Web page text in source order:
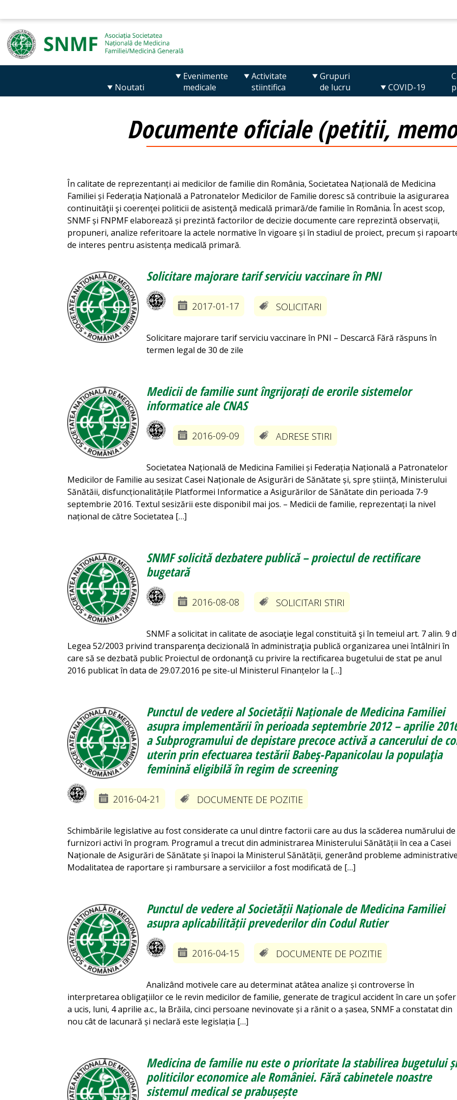
Noutati
Evenimente
medicale
Activitate
stiintifica
Grupuri
de lucru
COVID-19
Documente oficiale (petitii,
În calitate de reprezentanți ai medicilor de familie din România, Societatea Națională de Medicina
Familiei și Federația Națională a Patronatelor Medicilor de Familie doresc să contribuie la asigurarea
continuităţii şi coerenţei politicii de asistenţă medicală primară/de familie în România. În acest scop,
SNMF și FNPMF elaborează și prezintă factorilor de decizie documente care reprezintă observații,
propuneri, analize referitoare la actele normative în vigoare și în stadiul de proiect, precum și
de interes pentru asistența medicală primară.
Solicitare majorare tarif serviciu vaccinare în PNI
2017-01-17 SOLICITARI
Solicitare majorare tarif serviciu vaccinare în PNI – Descarcă Fără răspuns în
termen legal de 30 de zile
Medicii de familie sunt îngrijorați de erorile sistemelor
informatice ale CNAS
2016-09-09 ADRESE STIRI
Societatea Națională de Medicina Familiei și Federația Națională a Patronatelor
Medicilor de Familie au sesizat Casei Naționale de Asigurări de Sănătate și, spre știință, Ministerului
Sănătăii, disfuncționalitățile Platformei Informatice a Asigurărilor de Sănătate din perioada 7-9
septembrie 2016. Textul sesizării este disponibil mai jos. – Medicii de familie, reprezentați la nivel
național de către Societatea […]
SNMF solicită dezbatere publică – proiectul de rectificare
bugetară
2016-08-08 SOLICITARI STIRI
SNMF a solicitat in calitate de asociaţie legal constituită şi în temeiul art. 7 alin. 9
Legea 52/2003 privind transparenţa decizională în administraţia publică organizarea unei întâlniri în
care să se dezbată public Proiectul de ordonanţă cu privire la rectificarea bugetului de stat pe anul
2016 publicat în data de 29.07.2016 pe site-ul Ministerul Finanțelor la […]
Punctul de vedere al Societății Naționale de Medicina Familiei
asupra implementării în perioada septembrie 2012 – aprilie
a Subprogramului de depistare precoce activă a cancerului de
uterin prin efectuarea testării Babeş-Papanicolau la populaţia
feminină eligibilă în regim de screening
2016-04-21 DOCUMENTE DE POZITIE
Schimbările legislative au fost considerate ca unul dintre factorii care au dus la scăderea numărului de
furnizori activi în program. Programul a trecut din administrarea Ministerului Sănătății în cea a Casei
Naționale de Asigurări de Sănătate și înapoi la Ministerul Sănătății, generând probleme
Modalitatea de raportare și rambursare a serviciilor a fost modificată de […]
Punctul de vedere al Societății Naționale de Medicina Familiei
asupra aplicabilității prevederilor din Codul Rutier
2016-04-15 DOCUMENTE DE POZITIE
Analizând motivele care au determinat atâtea analize și controverse în
interpretarea obligațiilor ce le revin medicilor de familie, generate de tragicul accident în care un
a ucis, luni, 4 aprilie a.c., la Brăila, cinci persoane nevinovate și a rănit o a șasea, SNMF a constatat din
nou cât de lacunară și neclară este legislația […]
Medicina de familie nu este o prioritate la stabilirea bugetului și
politicilor economice ale României. Fără cabinetele noastre
sistemul medical se prabușește